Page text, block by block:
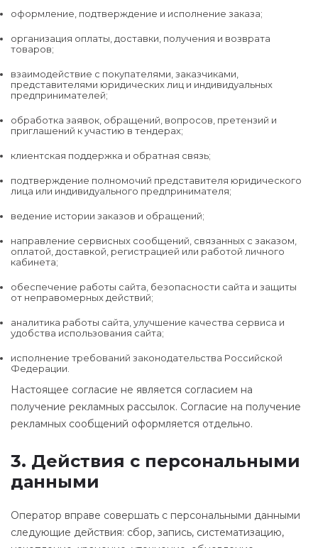
оформление, подтверждение и исполнение заказа;
организация оплаты, доставки, получения и возврата
товаров;
взаимодействие с покупателями, заказчиками,
представителями юридических лиц и индивидуальных
предпринимателей;
обработка заявок, обращений, вопросов, претензий и
приглашений к участию в тендерах;
клиентская поддержка и обратная связь;
подтверждение полномочий представителя юридического
лица или индивидуального предпринимателя;
ведение истории заказов и обращений;
направление сервисных сообщений, связанных с заказом,
оплатой, доставкой, регистрацией или работой личного
кабинета;
обеспечение работы сайта, безопасности сайта и защиты
от неправомерных действий;
аналитика работы сайта, улучшение качества сервиса и
удобства использования сайта;
исполнение требований законодательства Российской
Федерации.
Настоящее согласие не является согласием на
получение рекламных рассылок. Согласие на получение
рекламных сообщений оформляется отдельно.
3. Действия с персональными
данными
Оператор вправе совершать с персональными данными
следующие действия: сбор, запись, систематизацию,